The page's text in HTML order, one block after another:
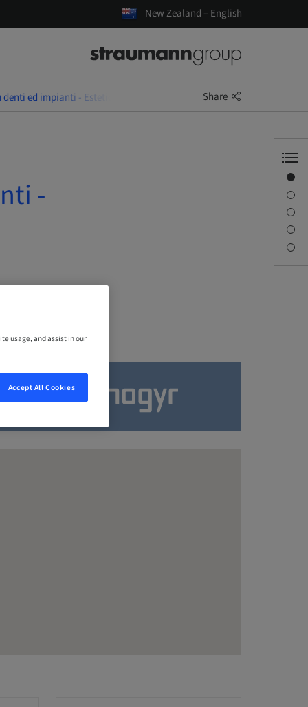
New Zealand – English
ed impianti - Estetica e funzione Share
-
usage, and assist in our
Accept All Cookies